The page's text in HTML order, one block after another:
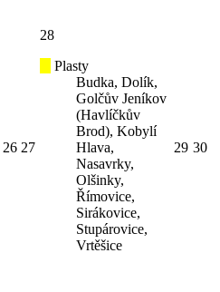
26 27
28
Plasty
Budka, Dolík,
Golčův Jeníkov
(Havlíčkův
Brod), Kobylí
Hlava,
Nasavrky,
Olšinky,
Římovice,
Sirákovice,
Stupárovice,
Vrtěšice
29 30